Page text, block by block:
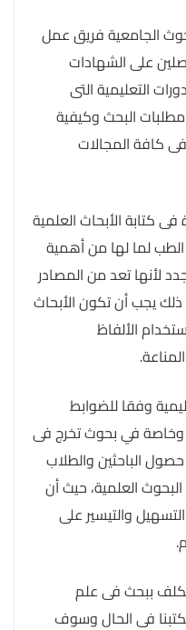
الجامعية فريق عمل
على الشهادات
التعليمية التى
البحث وكيفية
كافة المجالات
كتابة الأبحاث العلمية
الطب لما لها من أهمية
لأنها تعد من المصادر
ذلك يجب أن تكون الأبحاث
الألفاظ
وفقا للضوابط
وخاصة في بحوث تخرج فى
الباحثين والطلاب
العلمية، حيث أن
والتيسير على
ببحث فى علم
فى الحال وسوف